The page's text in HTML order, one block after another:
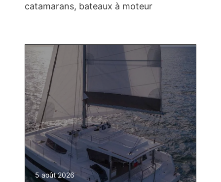
catamarans, bateaux à moteur
5 août 2026